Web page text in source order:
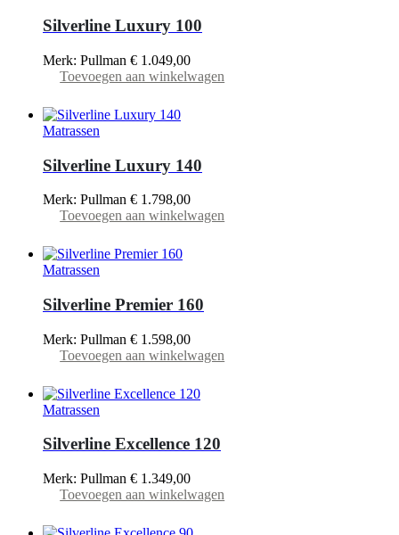
Silverline Luxury 100
Merk: Pullman € 1.049,00
Toevoegen aan winkelwagen
Matrassen
Silverline Luxury 140
Merk: Pullman € 1.798,00
Toevoegen aan winkelwagen
Matrassen
Silverline Premier 160
Merk: Pullman € 1.598,00
Toevoegen aan winkelwagen
Matrassen
Silverline Excellence 120
Merk: Pullman € 1.349,00
Toevoegen aan winkelwagen